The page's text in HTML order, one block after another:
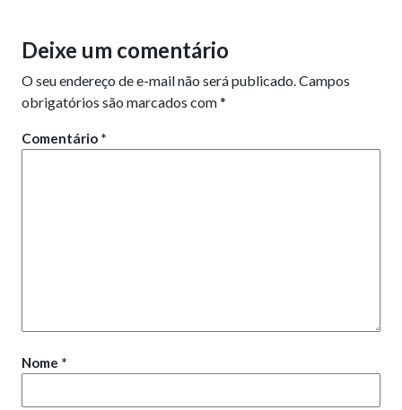
Deixe um comentário
O seu endereço de e-mail não será publicado. Campos
obrigatórios são marcados com*
Comentário *
Nome *